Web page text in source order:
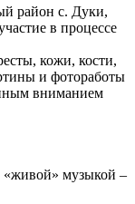
район с. Дуки,
в процессе
кожи, кости,
и фотоработы
вниманием
«живой» музыкой –